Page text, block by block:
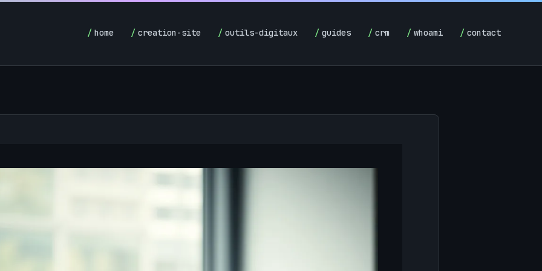
home creation-site outils-digitaux guides crm whoami contact